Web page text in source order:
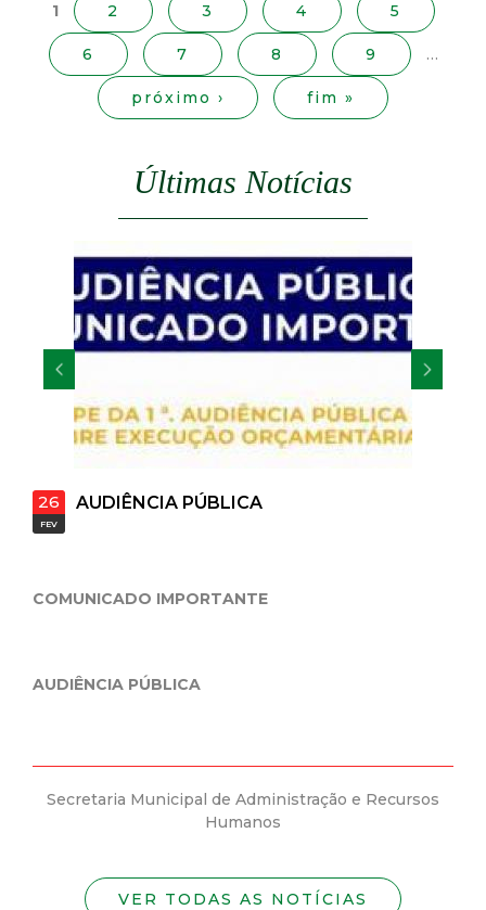
i
s
M
G
1 2 3 4 5
6 7 8 9 …
próximo › fim »
Últimas Notícias
26
FEV
AUDIÊNCIA PÚBLICA
COMUNICADO IMPORTANTE
AUDIÊNCIA PÚBLICA
Secretaria Municipal de Administração e Recursos
Humanos
VER TODAS AS NOTÍCIAS